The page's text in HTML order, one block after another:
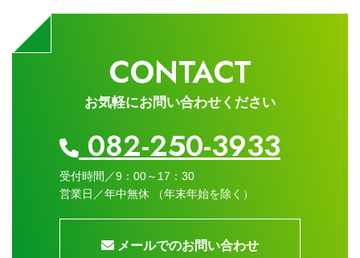
CONTACT
お気軽にお問い合わせください
082-250-3933
受付時間／9：00～17：30
営業日／年中無休 （年末年始を除く）
メールでのお問い合わせ